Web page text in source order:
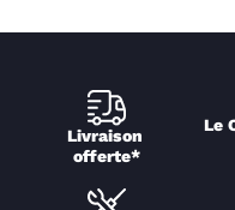
Livraison
offerte*
Le